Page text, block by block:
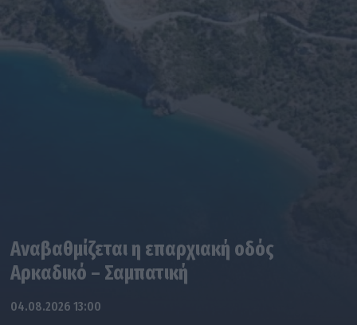
Αναβαθμίζεται η επαρχιακή οδός
Αρκαδικό – Σαμπατική
04.08.2026 13:00